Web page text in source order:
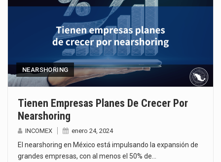
NEARSHORING
Tienen Empresas Planes De Crecer Por
Nearshoring
INCOMEX enero 24, 2024
El nearshoring en México está impulsando la expansión de
grandes empresas, con al menos el 50% de…